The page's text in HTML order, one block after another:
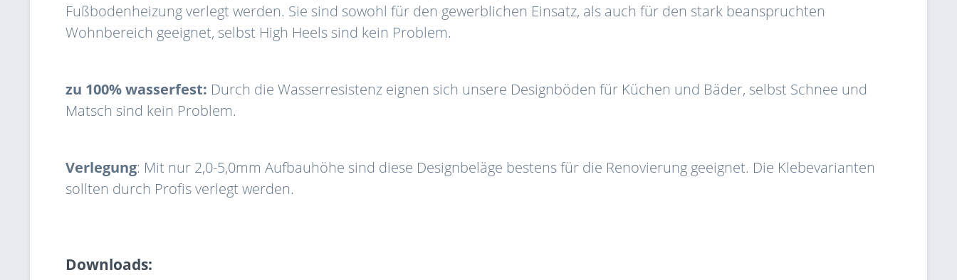
Fußbodenheizung verlegt werden. Sie sind sowohl für den gewerblichen Einsatz, als auch für den stark beanspruchten
Wohnbereich geeignet, selbst High Heels sind kein Problem.
zu 100% wasserfest: Durch die Wasserresistenz eignen sich unsere Designböden für Küchen und Bäder, selbst Schnee und
Matsch sind kein Problem.
Verlegung: Mit nur 2,0-5,0mm Aufbauhöhe sind diese Designbeläge bestens für die Renovierung geeignet. Die Klebevarianten
sollten durch Profis verlegt werden.
Downloads: